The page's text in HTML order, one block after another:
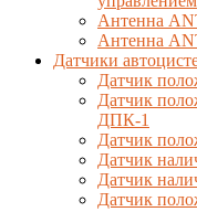
Антенна
Антенна
Датчики
Датчик
Датчик
ДПК-1
Датчик
Датчик
Датчик
Датчик